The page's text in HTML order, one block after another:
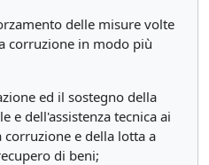
delle misure volte
corruzione in modo più
ed il sostegno della
e dell'assistenza tecnica ai
e della lotta a
di beni;